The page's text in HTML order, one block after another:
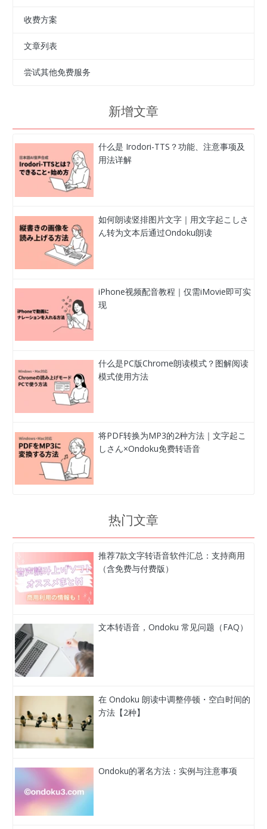
收费方案
文章列表
尝试其他免费服务
新增文章
什么是 Irodori-TTS？功能、注意事项及
用法详解
如何朗读竖排图片文字｜用文字起こしさ
ん转为文本后通过Ondoku朗读
iPhone视频配音教程｜仅需iMovie即可实
现
什么是PC版Chrome朗读模式？图解阅读
模式使用方法
将PDF转换为MP3的2种方法｜文字起こ
しさん×Ondoku免费转语音
热门文章
推荐7款文字转语音软件汇总：支持商用
（含免费与付费版）
文本转语音，Ondoku 常见问题（FAQ）
在 Ondoku 朗读中调整停顿・空白时间的
方法【2种】
Ondoku的署名方法：实例与注意事项